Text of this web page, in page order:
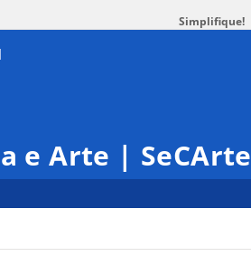
Simplifique!
e Arte | SeCArte